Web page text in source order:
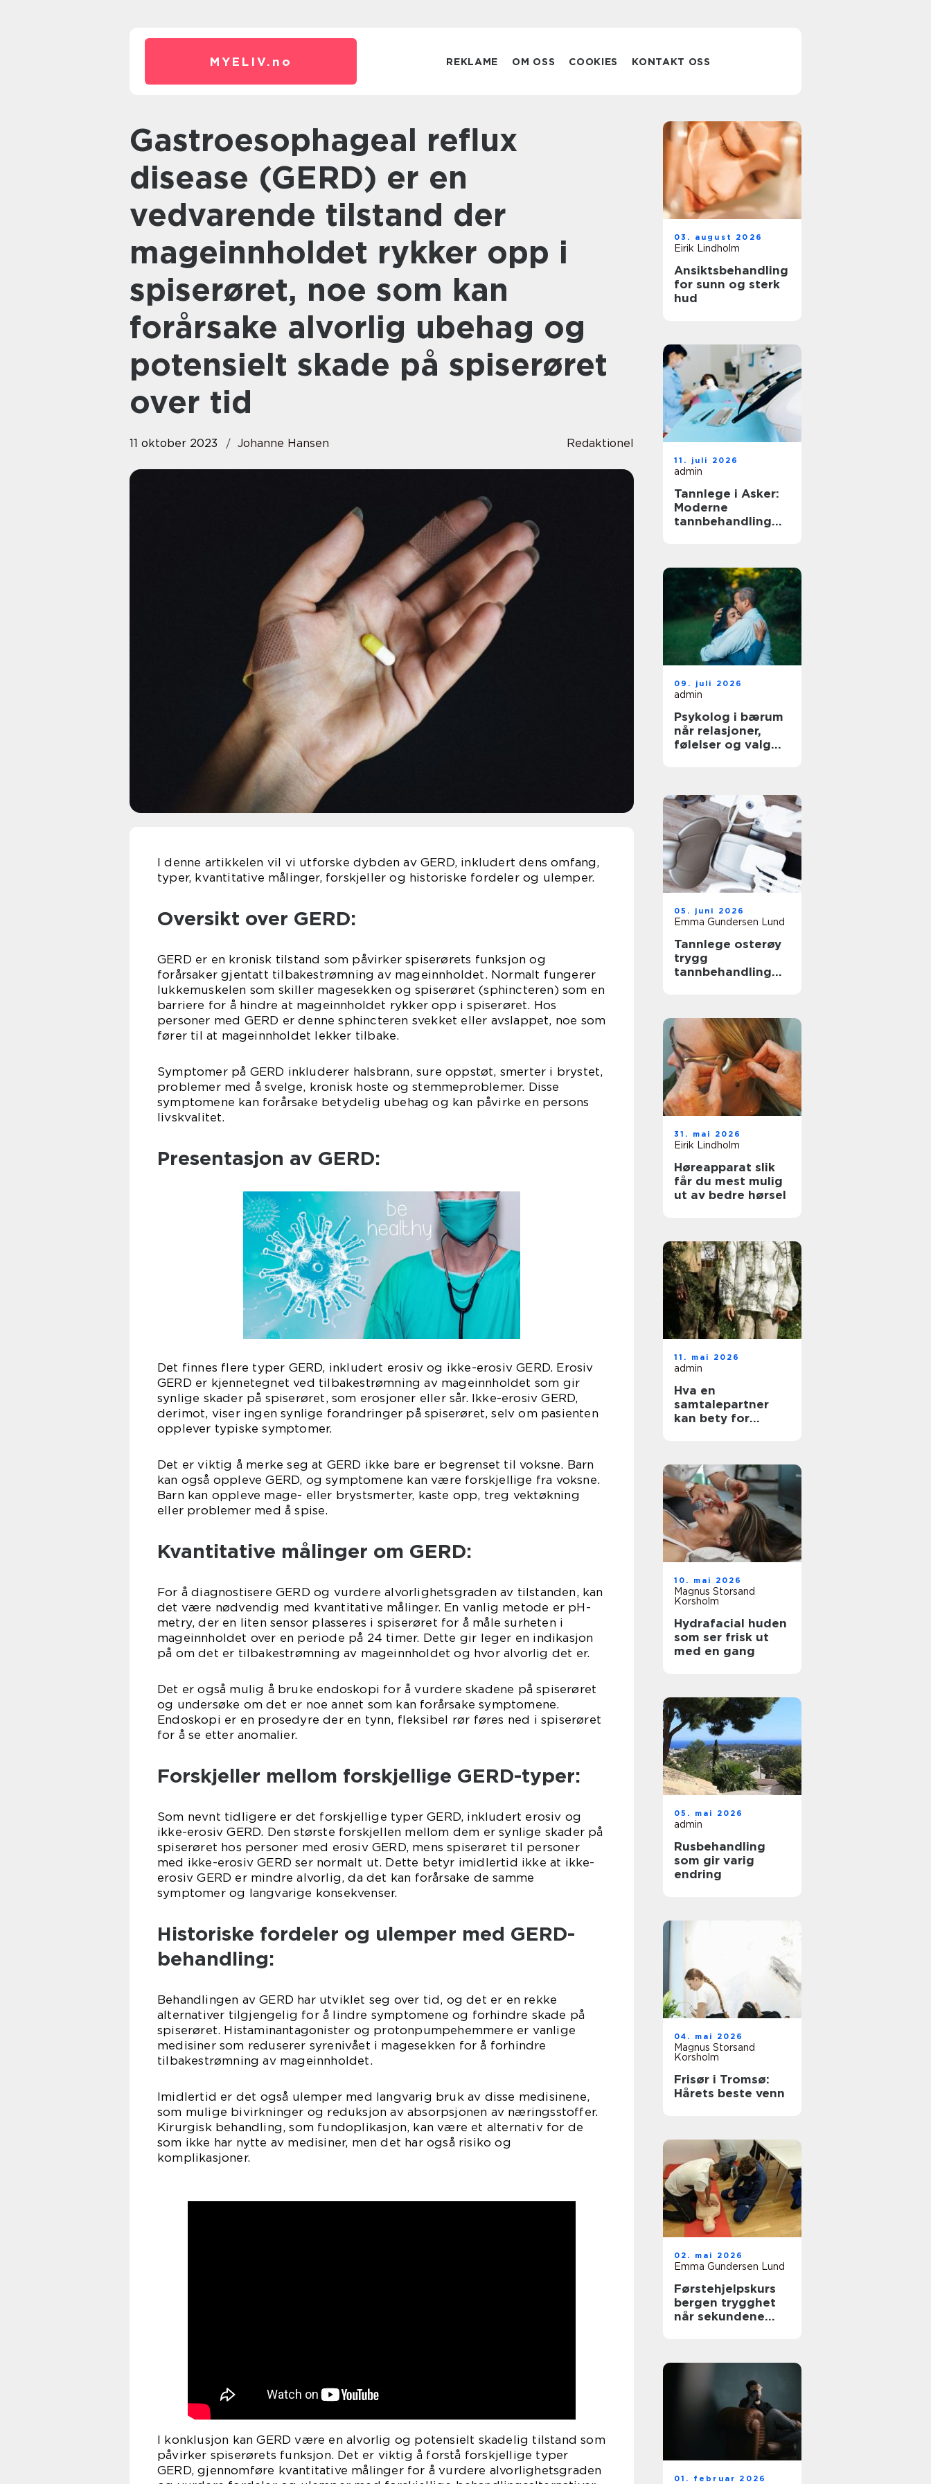
MYELIV. no REKLAME OM OSS COOKIES KONTAKT OSS
Gastroesophageal reflux
disease (GERD) er en
vedvarende tilstand der
mageinnholdet rykker opp i
spiserøret, noe som kan
forårsake alvorlig ubehag og
potensielt skade på spiserøret
over tid
11 oktober 2023 Johanne Hansen Redaktionel
I denne artikkelen vil vi utforske dybden av GERD, inkludert dens omfang,
typer, kvantitative målinger, forskjeller og historiske fordeler og ulemper.
Oversikt over GERD:
GERD er en kronisk tilstand som påvirker spiserørets funksjon og
forårsaker gjentatt tilbakestrømning av mageinnholdet. Normalt fungerer
lukkemuskelen som skiller magesekken og spiserøret (sphincteren) som en
barriere for å hindre at mageinnholdet rykker opp i spiserøret. Hos
personer med GERD er denne sphincteren svekket eller avslappet, noe som
fører til at mageinnholdet lekker tilbake.
Symptomer på GERD inkluderer halsbrann, sure oppstøt, smerter i brystet,
problemer med å svelge, kronisk hoste og stemmeproblemer. Disse
symptomene kan forårsake betydelig ubehag og kan påvirke en persons
livskvalitet.
Presentasjon av GERD:
Det finnes flere typer GERD, inkludert erosiv og ikke-erosiv GERD. Erosiv
GERD er kjennetegnet ved tilbakestrømning av mageinnholdet som gir
synlige skader på spiserøret, som erosjoner eller sår. Ikke-erosiv GERD,
derimot, viser ingen synlige forandringer på spiserøret, selv om pasienten
opplever typiske symptomer.
Det er viktig å merke seg at GERD ikke bare er begrenset til voksne. Barn
kan også oppleve GERD, og symptomene kan være forskjellige fra voksne.
Barn kan oppleve mage- eller brystsmerter, kaste opp, treg vektøkning
eller problemer med å spise.
Kvantitative målinger om GERD:
For å diagnostisere GERD og vurdere alvorlighetsgraden av tilstanden, kan
det være nødvendig med kvantitative målinger. En vanlig metode er pH-
metry, der en liten sensor plasseres i spiserøret for å måle surheten i
mageinnholdet over en periode på 24 timer. Dette gir leger en indikasjon
på om det er tilbakestrømning av mageinnholdet og hvor alvorlig det er.
Det er også mulig å bruke endoskopi for å vurdere skadene på spiserøret
og undersøke om det er noe annet som kan forårsake symptomene.
Endoskopi er en prosedyre der en tynn, fleksibel rør føres ned i spiserøret
for å se etter anomalier.
Forskjeller mellom forskjellige GERD-typer:
Som nevnt tidligere er det forskjellige typer GERD, inkludert erosiv og
ikke-erosiv GERD. Den største forskjellen mellom dem er synlige skader på
spiserøret hos personer med erosiv GERD, mens spiserøret til personer
med ikke-erosiv GERD ser normalt ut. Dette betyr imidlertid ikke at ikke-
erosiv GERD er mindre alvorlig, da det kan forårsake de samme
symptomer og langvarige konsekvenser.
Historiske fordeler og ulemper med GERD-
behandling:
Behandlingen av GERD har utviklet seg over tid, og det er en rekke
alternativer tilgjengelig for å lindre symptomene og forhindre skade på
spiserøret. Histaminantagonister og protonpumpehemmere er vanlige
medisiner som reduserer syrenivået i magesekken for å forhindre
tilbakestrømning av mageinnholdet.
Imidlertid er det også ulemper med langvarig bruk av disse medisinene,
som mulige bivirkninger og reduksjon av absorpsjonen av næringsstoffer.
Kirurgisk behandling, som fundoplikasjon, kan være et alternativ for de
som ikke har nytte av medisiner, men det har også risiko og
komplikasjoner.
I konklusjon kan GERD være en alvorlig og potensielt skadelig tilstand som
påvirker spiserørets funksjon. Det er viktig å forstå forskjellige typer
GERD, gjennomføre kvantitative målinger for å vurdere alvorlighetsgraden
03. august 2026
Eirik Lindholm
Ansiktsbehandling
for sunn og sterk
hud
11. juli 2026
admin
Tannlege i Asker:
Moderne
tannbehandling
09. juli 2026
admin
Psykolog i bærum
når relasjoner,
følelser og valg
05. juni 2026
Emma Gundersen Lund
Tannlege osterøy
trygg
tannbehandling
31. mai 2026
Eirik Lindholm
Høreapparat slik
får du mest mulig
ut av bedre hørsel
11. mai 2026
admin
Hva en
samtalepartner
kan bety for
10. mai 2026
Magnus Storsand
Korsholm
Hydrafacial huden
som ser frisk ut
med en gang
05. mai 2026
admin
Rusbehandling
som gir varig
endring
04. mai 2026
Magnus Storsand
Korsholm
Frisør i Tromsø:
Hårets beste venn
02. mai 2026
Emma Gundersen Lund
Førstehjelpskurs
bergen trygghet
når sekundene
01. februar 2026